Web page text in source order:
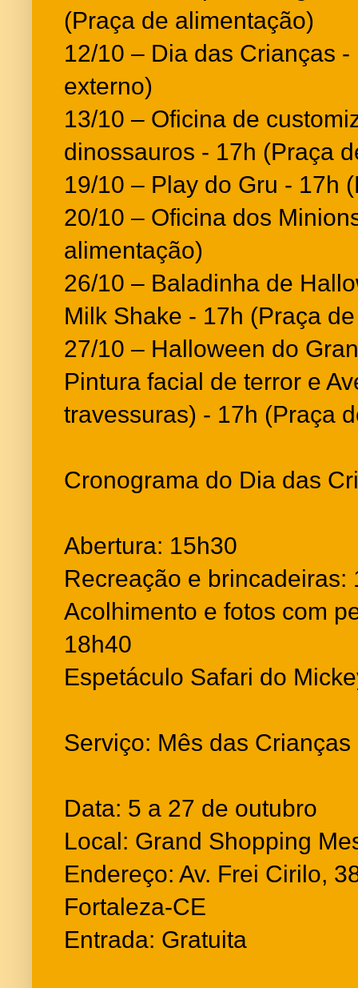
(Praça de alimentação)
12/10 – Dia das Crianças
externo)
13/10 – Oficina de
dinossauros - 17h (Praça
19/10 – Play do Gru - 17h
20/10 – Oficina dos
alimentação)
26/10 – Baladinha de
Milk Shake - 17h (Praça
27/10 – Halloween do
Pintura facial de terror e
travessuras) - 17h (Praça
Cronograma do Dia das
Abertura: 15h30
Recreação e brincadeiras:
Acolhimento e fotos com
18h40
Espetáculo Safari do
Serviço: Mês das
Data: 5 a 27 de outubro
Local: Grand Shopping
Endereço: Av. Frei Cirilo,
Fortaleza-CE
Entrada: Gratuita